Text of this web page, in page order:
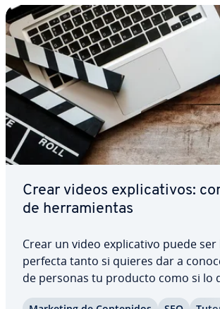
Crear videos ex­pli­ca­ti­vos:
de he­rra­mie­n­tas
Crear un video ex­pli­ca­ti­vo puede ser
perfecta tanto si quieres dar a
de personas tu producto como si lo
presentar un aburrido manual de